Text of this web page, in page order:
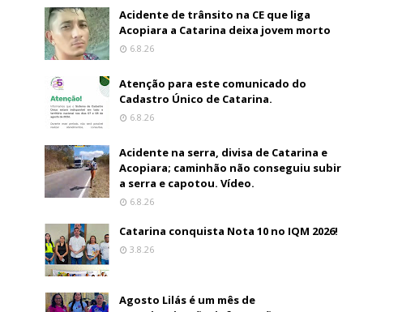
Acidente de trânsito na CE que liga
Acopiara a Catarina deixa jovem morto
6.8.26
Atenção para este comunicado do
Cadastro Único de Catarina.
6.8.26
Acidente na serra, divisa de Catarina e
Acopiara; caminhão não conseguiu subir
a serra e capotou. Vídeo.
6.8.26
Catarina conquista Nota 10 no IQM 2026!
3.8.26
Agosto Lilás é um mês de